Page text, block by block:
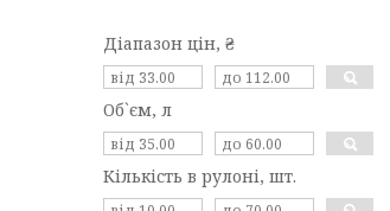
Діапазон цін, ₴
Об`єм, л
Кількість в рулоні, шт.